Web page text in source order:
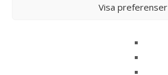
Visa preferenser
Relaterade produkter